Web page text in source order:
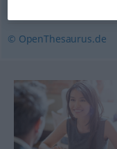
© OpenThesaurus.de